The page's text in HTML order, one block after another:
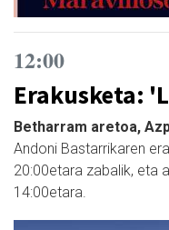
12:00
Erakusketa:
Betharram aretoa,
Andoni Bastarrikaren
20:00etara zabalik, eta
14:00etara.